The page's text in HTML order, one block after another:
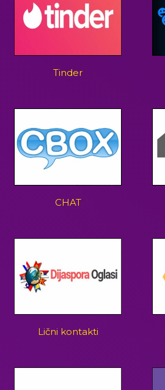
Tinder
CHAT
Lični kontakti